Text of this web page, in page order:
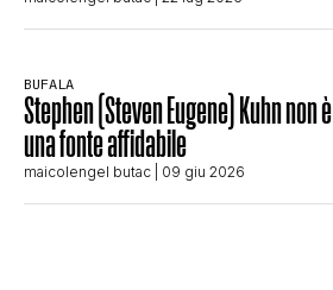
BUFALA
Stephen (Steven Eugene) Kuhn non è
una fonte affidabile
maicolengel butac | 09 giu 2026